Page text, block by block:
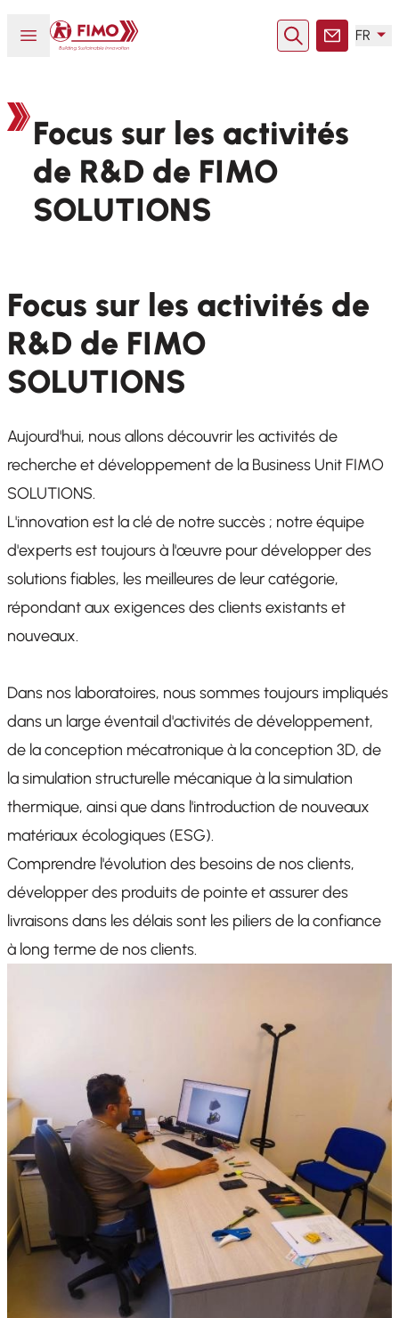
Ouvrir ou fermer le menu
Retour à l'accueil
Rechercher
Contact
FR
Focus sur les activités
de R&D de FIMO
SOLUTIONS
Focus sur les activités de
R&D de FIMO
SOLUTIONS
Aujourd'hui, nous allons découvrir les activités de
recherche et développement de la Business Unit FIMO
SOLUTIONS.
L'innovation est la clé de notre succès ; notre équipe
d'experts est toujours à l'œuvre pour développer des
solutions fiables, les meilleures de leur catégorie,
répondant aux exigences des clients existants et
nouveaux.
Dans nos laboratoires, nous sommes toujours impliqués
dans un large éventail d'activités de développement,
de la conception mécatronique à la conception 3D, de
la simulation structurelle mécanique à la simulation
thermique, ainsi que dans l'introduction de nouveaux
matériaux écologiques (ESG).
Comprendre l'évolution des besoins de nos clients,
développer des produits de pointe et assurer des
livraisons dans les délais sont les piliers de la confiance
à long terme de nos clients.